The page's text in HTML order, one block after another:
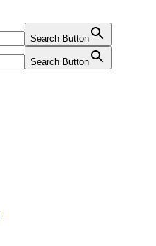
Search Button
Search Button